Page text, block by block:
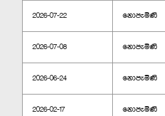
2026-07-22 නොපැමිණි
2026-07-08 නොපැමිණි
2026-06-24 නොපැමිණි
2026-02-17 නොපැමිණි